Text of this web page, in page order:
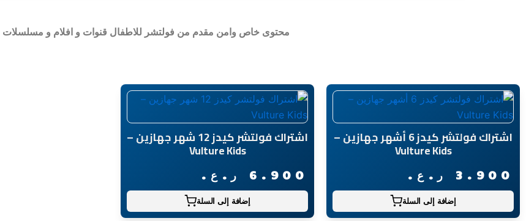
محتوى خاص وامن مقدم من فولتشر للاطفال قنوات و افلام و مسلسلات
اشتراك فولتشر كيدز 6 أشهر جهازين –
Vulture Kids
3.900 ر.ع.
إضافة إلى السلة
اشتراك فولتشر كيدز 12 شهر جهازين –
Vulture Kids
6.900 ر.ع.
إضافة إلى السلة